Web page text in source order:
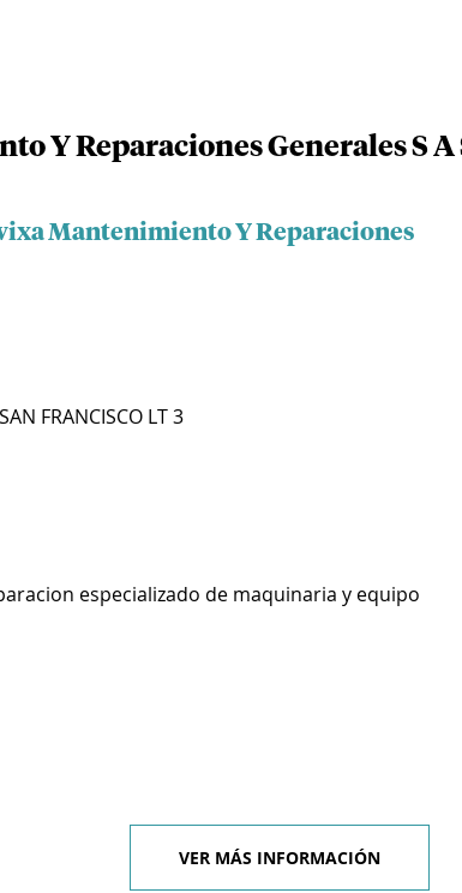
Y Reparaciones Generales S A
Mantenimiento Y Reparaciones
FRANCISCO LT 3
especializado de maquinaria y equipo
VER MÁS INFORMACIÓN